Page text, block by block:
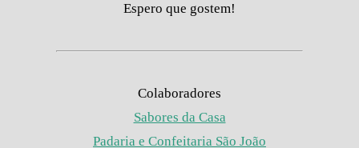
Espero que gostem!
Colaboradores
Sabores da Casa
Padaria e Confeitaria São João